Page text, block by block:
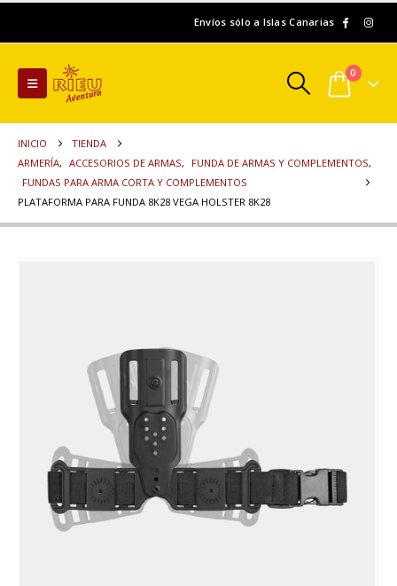
Envíos sólo a Islas Canarias
0
INICIO
TIENDA
ARMERÍA, ACCESORIOS DE ARMAS, FUNDA DE ARMAS Y COMPLEMENTOS,
FUNDAS PARA ARMA CORTA Y COMPLEMENTOS
PLATAFORMA PARA FUNDA 8K28 VEGA HOLSTER 8K28